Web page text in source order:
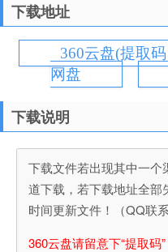
下载地址
360云盘(提取
网盘
下载说明
下载文件若出现其中一
道下载，若下载地址全部
时间更新文件！（QQ联系
360云盘请留意下“提取